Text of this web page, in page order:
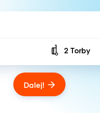
Number of bags
2 Torby
Dalej!